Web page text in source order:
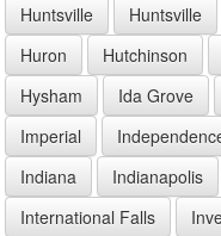
Huntsville
Huntsville
Huron
Hutchinson
Hysham
Ida Grove
Imperial
Indiana
Indianapolis
International Falls